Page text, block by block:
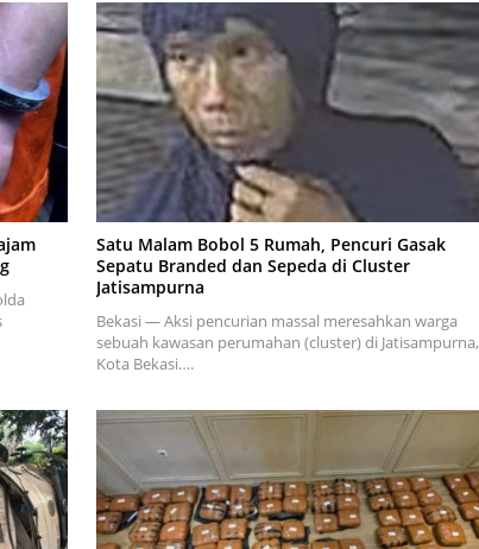
Satu Malam Bobol 5 Rumah, Pencuri Gasak
Sepatu Branded dan Sepeda di Cluster
Jatisampurna
Bekasi — Aksi pencurian massal meresahkan warga
sebuah kawasan perumahan (cluster) di Jatisampurna,
Kota Bekasi….